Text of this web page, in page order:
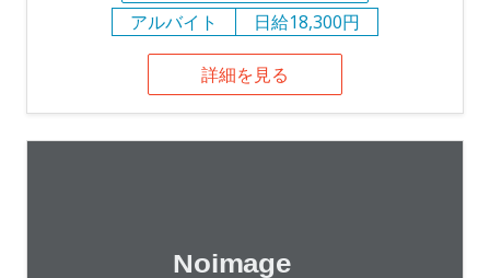
アルバイト
日給18,300円
詳細を見る